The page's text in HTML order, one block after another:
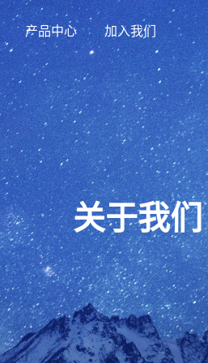
产品中心 加入我们
关于我们